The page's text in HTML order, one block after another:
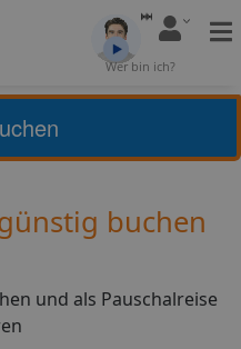
Wer bin ich?
Cadenet
4,22(23) Bewerten
buchen
und als Pauschalreise